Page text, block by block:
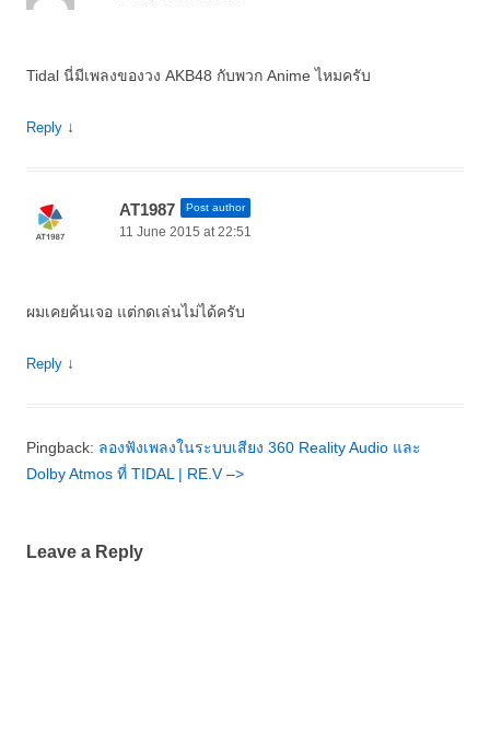
Tidal นี่มีเพลงของวง AKB48 กับพวก Anime ไหมครับ
Reply ↓
AT1987 Post author
11 June 2015 at 22:51
ผมเคยค้นเจอ แต่กดเล่นไม่ได้ครับ
Reply ↓
Pingback: ลองฟังเพลงในระบบเสียง 360 Reality Audio และ
Dolby Atmos ที่ TIDAL | RE.V –>
Leave a Reply